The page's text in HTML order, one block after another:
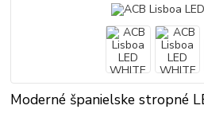
Moderné španielske stropné